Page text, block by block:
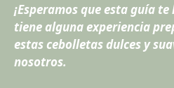
¡Esperamos que esta guía
tiene alguna experiencia
estas cebolletas dulces y
nosotros.